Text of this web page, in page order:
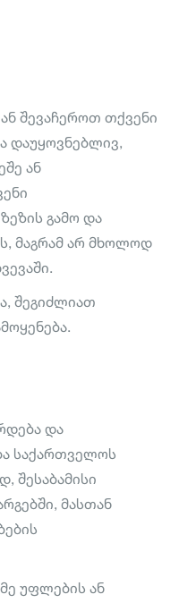
შევაჩეროთ თქვენი
დაუყოვნებლივ,
ან
გამო და
მაგრამ არ მხოლოდ
შეგიძლიათ
და
საქართველოს
შესაბამისი
მასთან
უფლების ან